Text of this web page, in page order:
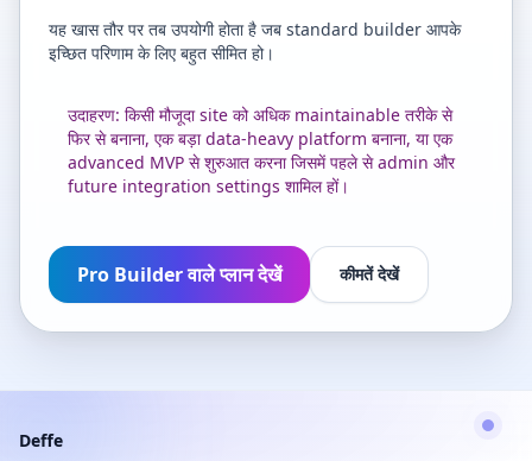
यह खास तौर पर तब उपयोगी होता है जब standard builder आपके
इच्छित परिणाम के लिए बहुत सीमित हो।
उदाहरण: किसी मौजूदा site को अधिक maintainable तरीके से
फिर से बनाना, एक बड़ा data-heavy platform बनाना, या एक
advanced MVP से शुरुआत करना जिसमें पहले से admin और
future integration settings शामिल हों।
Pro Builder वाले प्लान देखें कीमतें देखें
Deffe